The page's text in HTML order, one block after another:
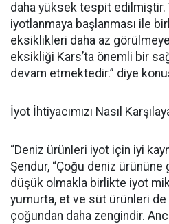
daha yüksek tespit edilmiştir.
iyotlanmaya başlanması ile
eksiklikleri daha az
eksikliği Kars’ta önemli bir
devam etmektedir.” diye
İyot İhtiyacımızı Nasıl
“Deniz ürünleri iyot için iyi
Şendur, “Çoğu deniz
düşük olmakla birlikte iyot
yumurta, et ve süt ürünleri de
çoğundan daha zengindir.